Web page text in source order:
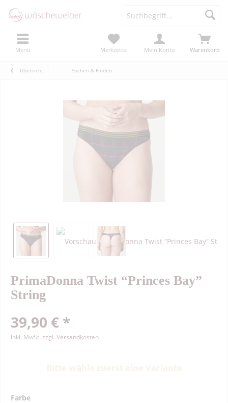
Menü Warenkorb
Merkzettel Mein Konto
Übersicht Suchen & Finden
PrimaDonna Twist “Princes Bay”
String
39,90 € *
inkl. MwSt. zzgl. Versandkosten
Farbe